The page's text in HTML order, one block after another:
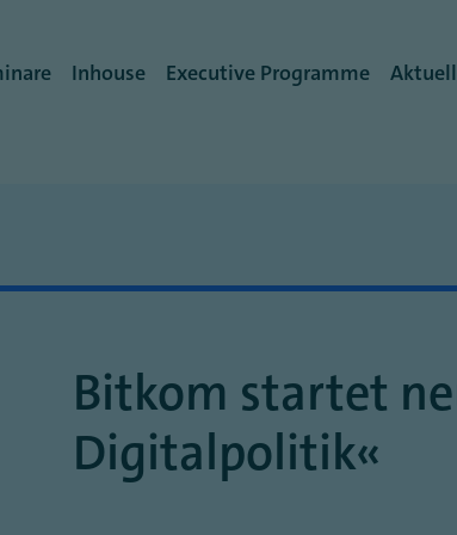
Bitkom startet
Digitalpolitik“
Inhouse Executive Programme